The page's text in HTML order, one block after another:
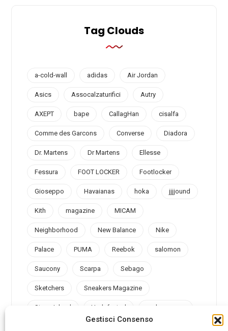
Gestisci Consenso
Tag Clouds
a-cold-wall adidas Air Jordan
Asics Assocalzaturifici Autry
AXEPT bape CallagHan cisalfa
Comme des Garcons Converse Diadora
Dr. Martens Dr Martens Ellesse
Fessura FOOT LOCKER Footlocker
Gioseppo Havaianas hoka jjjjound
Kith magazine MICAM
Neighborhood New Balance Nike
Palace PUMA Reebok salomon
Saucony Scarpa Sebago
Sketchers Sneakers Magazine
Stone Island Undefeated under armour